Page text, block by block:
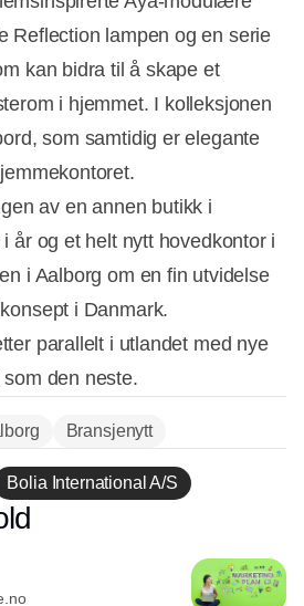
Reflection lampen og en serie
kan bidra til å skape et
i hjemmet. I kolleksjonen
som samtidig er elegante
av en annen butikk i
år og et helt nytt hovedkontor i
i Aalborg om en fin utvidelse
i Danmark.
parallelt i utlandet med nye
den neste.
Annonce
Bransjenytt
Bolia International A/S
Annonce